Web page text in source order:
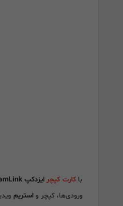
باکارت کپچرایزدکپ ezcap 362 Quad CamLink
ورودی‌ها، کپچر واستریم